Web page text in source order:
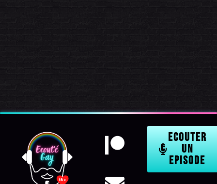
ECOUTER
UN
EPISODE